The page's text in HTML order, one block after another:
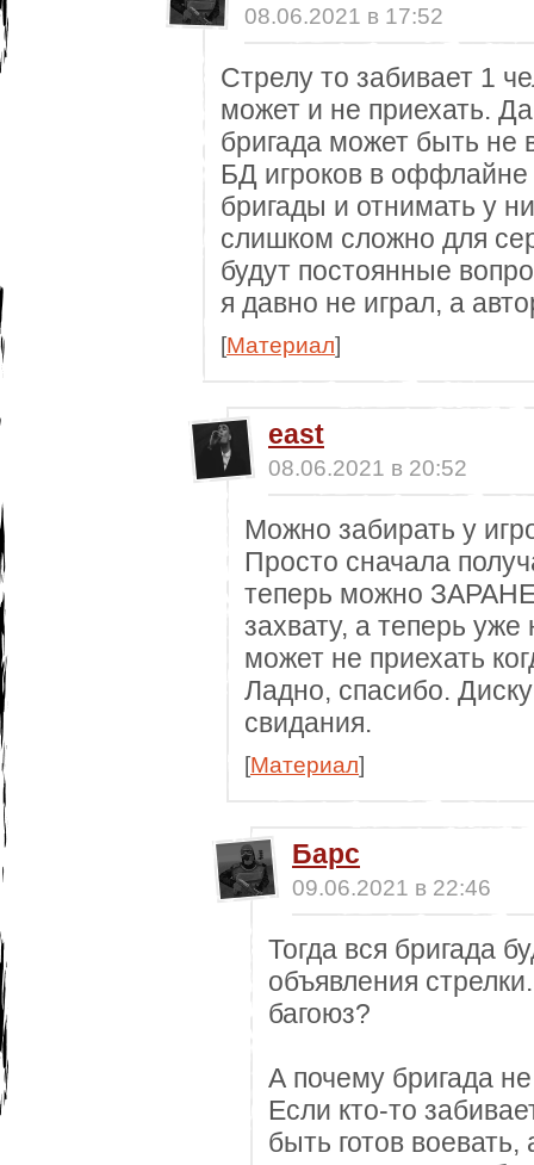
08.06.2021 в 17:52
Стрелу то забивает 1
может и не приехать.
бригада может быть не
БД игроков в оффлайне
бригады и отнимать у
слишком сложно для
будут постоянные
я давно не играл, а
[Материал]
east
08.06.2021 в 20:52
Можно забирать у
Просто сначала
теперь можно
захвату, а теперь уже
может не приехать
Ладно, спасибо.
свидания.
[Материал]
Барс
09.06.2021 в 22:46
Тогда вся бригада
объявления
багоюз?
А почему бригада
Если кто-то
быть готов воевать,